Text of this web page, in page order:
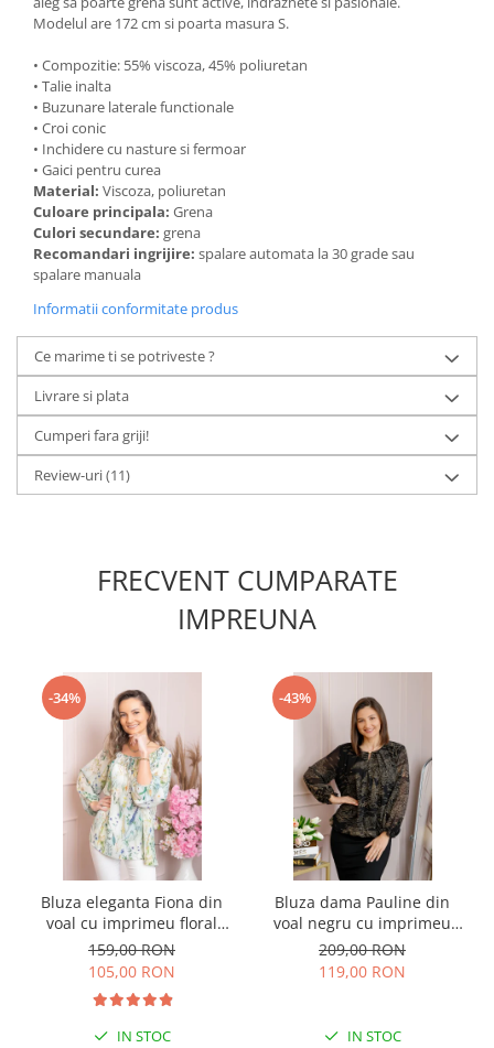
Modelul are 172 cm si poarta masura S.
• Compozitie: 55% viscoza, 45% poliuretan
• Talie inalta
• Buzunare laterale functionale
• Croi conic
• Inchidere cu nasture si fermoar
• Gaici pentru curea
Material: Viscoza, poliuretan
Culoare principala: Grena
Culori secundare: grena
Recomandari ingrijire: spalare automata la 30 grade sau
spalare manuala
Informatii conformitate produs
Ce marime ti se potriveste ?
Livrare si plata
Cumperi fara griji!
Review-uri(11)
FRECVENT CUMPARATE
IMPREUNA
-34%
Bluza eleganta Fiona din
voal cu imprimeu floral
verde
159,00 RON
105,00 RON
IN STOC
-43%
Bluza dama Pauline din
voal negru cu imprimeu
floral auriu
209,00 RON
119,00 RON
IN STOC